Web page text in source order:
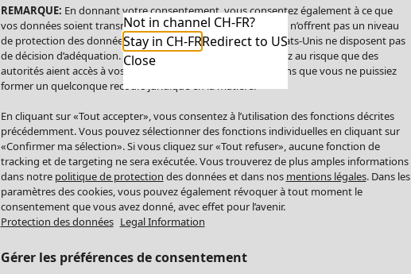
Not in channel CH-FR?
Stay in CH-FRRedirect to US
Close
REMARQUE: En donnant votre consentement, vous consentez également à ce que
vos données soient transmises aux États-Unis. Les États-Unis n’offrent pas un niveau
de protection des données comparable à celui de l’UE. Les États-Unis ne disposent pas
de décision d’adéquation. Par conséquent, vous vous exposez au risque que des
autorités aient accès à vos données à caractère personnel sans que vous ne puissiez
former un quelconque recours juridique en la matière.
En cliquant sur «Tout accepter», vous consentez à l’utilisation des fonctions décrites
précédemment. Vous pouvez sélectionner des fonctions individuelles en cliquant sur
«Confirmer ma sélection». Si vous cliquez sur «Tout refuser», aucune fonction de
tracking et de targeting ne sera exécutée. Vous trouverez de plus amples informations
dans notre politique de protection des données et dans nos mentions légales. Dans les
paramètres des cookies, vous pouvez également révoquer à tout moment le
consentement que vous avez donné, avec effet pour l’avenir.
Protection des données Legal Information
Gérer les préférences de consentement